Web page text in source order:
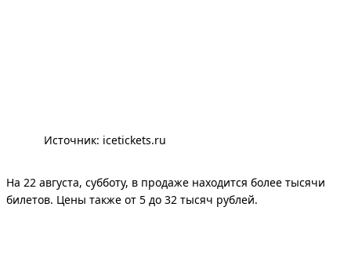
Источник: icetickets.ru
На 22 августа, субботу, в продаже находится более тысячи
билетов. Цены также от 5 до 32 тысяч рублей.